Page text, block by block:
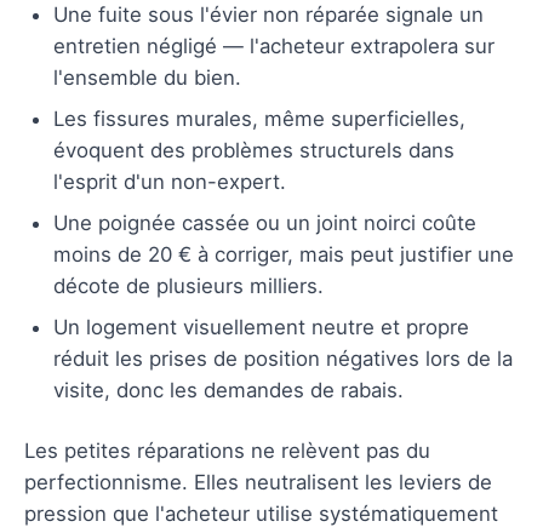
Une fuite sous l'évier non réparée signale un
entretien négligé — l'acheteur extrapolera sur
l'ensemble du bien.
Les fissures murales, même superficielles,
évoquent des problèmes structurels dans
l'esprit d'un non-expert.
Une poignée cassée ou un joint noirci coûte
moins de 20 € à corriger, mais peut justifier une
décote de plusieurs milliers.
Un logement visuellement neutre et propre
réduit les prises de position négatives lors de la
visite, donc les demandes de rabais.
Les petites réparations ne relèvent pas du
perfectionnisme. Elles neutralisent les leviers de
pression que l'acheteur utilise systématiquement